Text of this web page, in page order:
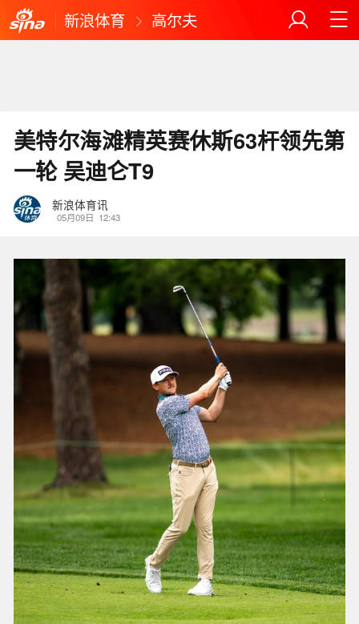
新浪体育 高尔夫
美特尔海滩精英赛休斯63杆领先第
一轮 吴迪仑T9
新浪体育讯
05月09日 12:43